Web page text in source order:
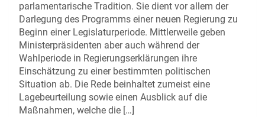
parlamentarische Tradition. Sie dient vor allem der
Darlegung des Programms einer neuen Regierung zu
Beginn einer Legislaturperiode. Mittlerweile geben
Ministerpräsidenten aber auch während der
Wahlperiode in Regierungserklärungen ihre
Einschätzung zu einer bestimmten politischen
Situation ab. Die Rede beinhaltet zumeist eine
Lagebeurteilung sowie einen Ausblick auf die
Maßnahmen, welche die […]